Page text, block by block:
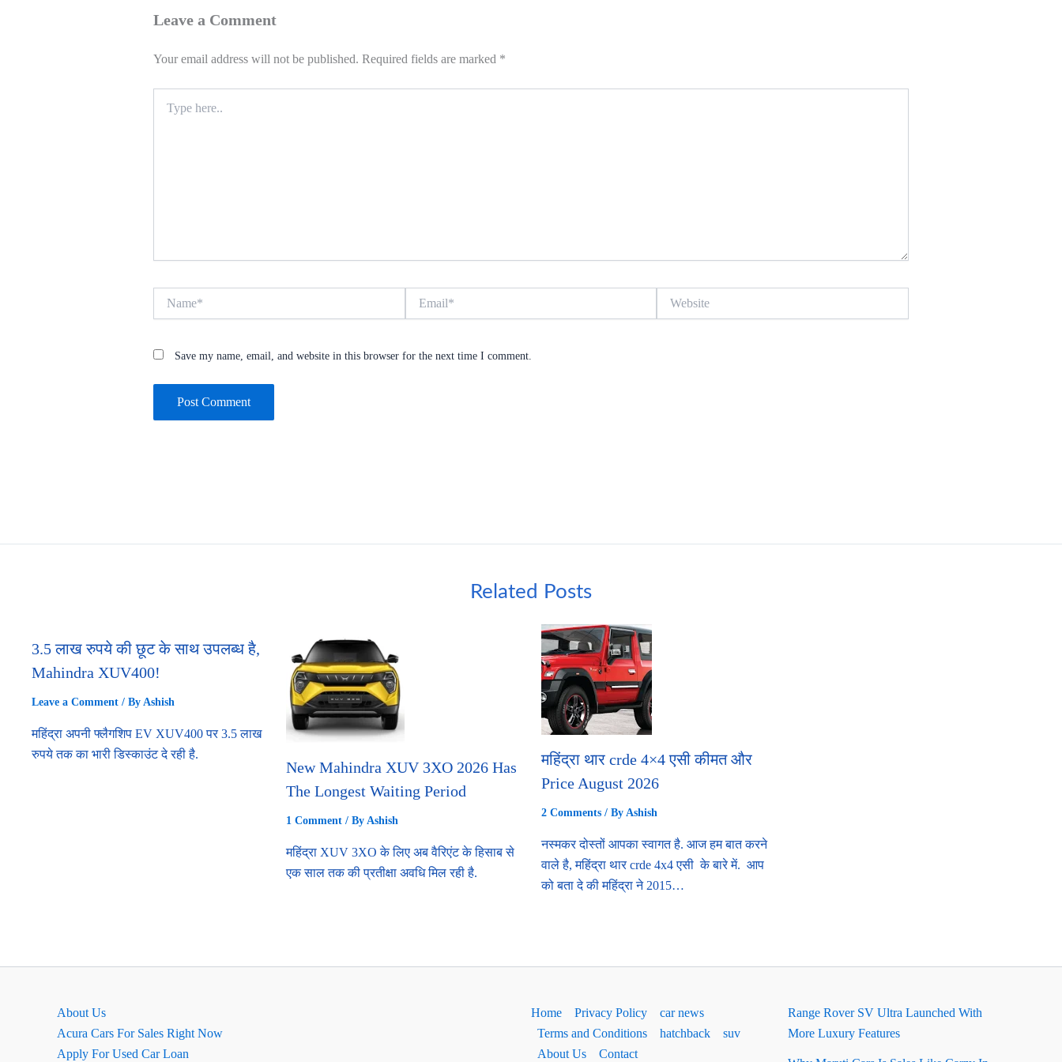
Leave a Comment
Your email address will not be published. Required fields are marked *
here..
Save my name, email, and website in this browser for the next time I comment.
Related Posts
3.5 लाख रुपये की छूट के साथ उपलब्ध है,
Mahindra XUV400!
Leave a Comment / By Ashish
महिंद्रा अपनी फ्लैगशिप EV XUV400 पर 3.5 लाख
रुपये तक का भारी डिस्काउंट दे रही है.
New Mahindra XUV 3XO 2026 Has
The Longest Waiting Period
1 Comment / By Ashish
महिंद्रा XUV 3XO के लिए अब वैरिएंट के हिसाब से
एक साल तक की प्रतीक्षा अवधि मिल रही है.
महिंद्रा थार crde 4×4 एसी कीमत और
Price August 2026
2 Comments / By Ashish
नस्मकर दोस्तों आपका स्वागत है. आज हम बात करने
वाले है, महिंद्रा थार crde 4x4 एसी के बारे में. आप
को बता दे की महिंद्रा ने 2015…
About Us
Acura Cars For Sales Right Now
Apply For Used Car Loan
Home Privacy Policy
car news
Terms and Conditions
hatchback
suv
About Us
Contact
Range Rover SV Ultra Launched With
More Luxury Features